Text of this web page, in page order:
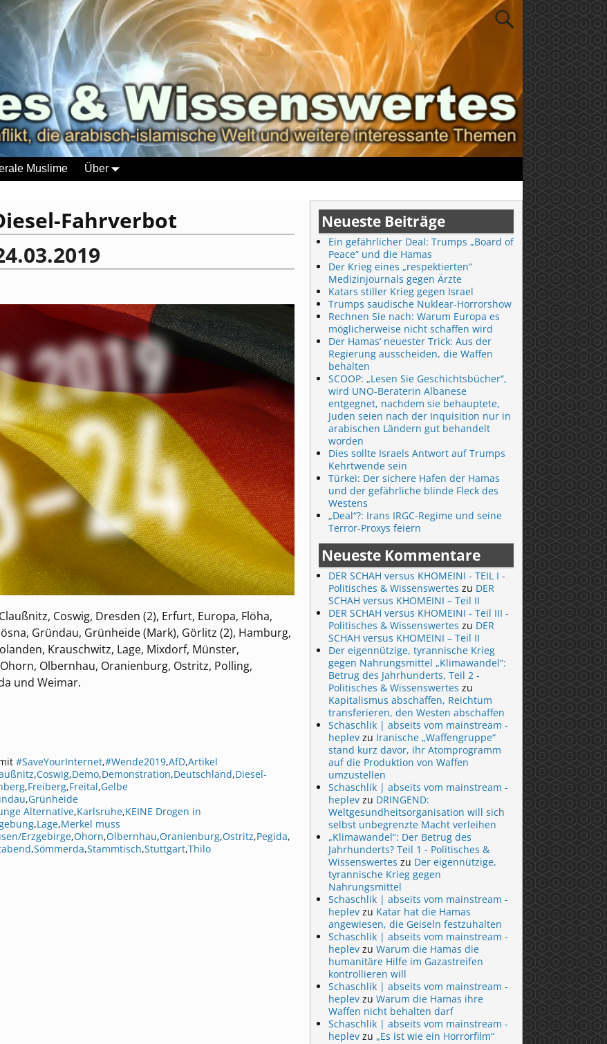
Muslime Über
Fahrverbot
Coswig, Dresden (2), Erfurt, Europa, Flöha,
Gründau, Grünheide (Mark), Görlitz (2), Hamburg,
Krauschwitz, Lage, Mixdorf, Münster,
Olbernhau, Oranienburg, Ostritz, Polling,
und Weimar.
#SaveYourInternet,#Wende2019,AfD,Artikel
,Coswig,Demo,Demonstration,Deutschland,Diesel-
,Freiberg,Freital,Gelbe
,Grünheide
Alternative,Karlsruhe,KEINE Drogen in
,Lage,Merkel muss
Erzgebirge,Ohorn,Olbernhau,Oranienburg,Ostritz,Pegida,
,Sömmerda,Stammtisch,Stuttgart,Thilo
Neueste Beiträge
Ein gefährlicher Deal: Trumps „Board of
Peace“ und die Hamas
Der Krieg eines „respektierten“
Medizinjournals gegen Ärzte
Katars stiller Krieg gegen Israel
Trumps saudische Nuklear-Horrorshow
Rechnen Sie nach: Warum Europa es
möglicherweise nicht schaffen wird
Der Hamas‘ neuester Trick: Aus der
Regierung ausscheiden, die Waffen
behalten
SCOOP: „Lesen Sie Geschichtsbücher“,
wird UNO-Beraterin Albanese
entgegnet, nachdem sie behauptete,
Juden seien nach der Inquisition nur in
arabischen Ländern gut behandelt
worden
Dies sollte Israels Antwort auf Trumps
Kehrtwende sein
Türkei: Der sichere Hafen der Hamas
und der gefährliche blinde Fleck des
Westens
„Deal“?: Irans IRGC-Regime und seine
Terror-Proxys feiern
Neueste Kommentare
DER SCHAH versus KHOMEINI - TEIL I -
Politisches & Wissenswertes zu DER
SCHAH versus KHOMEINI – Teil II
DER SCHAH versus KHOMEINI - Teil III -
Politisches & Wissenswertes zu DER
SCHAH versus KHOMEINI – Teil II
Der eigennützige, tyrannische Krieg
gegen Nahrungsmittel „Klimawandel“:
Betrug des Jahrhunderts, Teil 2 -
Politisches & Wissenswertes zu
Kapitalismus abschaffen, Reichtum
transferieren, den Westen abschaffen
Schaschlik | abseits vom mainstream -
heplev zu Iranische „Waffengruppe“
stand kurz davor, ihr Atomprogramm
auf die Produktion von Waffen
umzustellen
Schaschlik | abseits vom mainstream -
heplev zu DRINGEND:
Weltgesundheitsorganisation will sich
selbst unbegrenzte Macht verleihen
„Klimawandel“: Der Betrug des
Jahrhunderts? Teil 1 - Politisches &
Wissenswertes zu Der eigennützige,
tyrannische Krieg gegen
Nahrungsmittel
Schaschlik | abseits vom mainstream -
heplev zu Katar hat die Hamas
angewiesen, die Geiseln festzuhalten
Schaschlik | abseits vom mainstream -
heplev zu Warum die Hamas die
humanitäre Hilfe im Gazastreifen
kontrollieren will
Schaschlik | abseits vom mainstream -
heplev zu Warum die Hamas ihre
Waffen nicht behalten darf
Schaschlik | abseits vom mainstream -
heplev zu „Es ist wie ein Horrorfilm“